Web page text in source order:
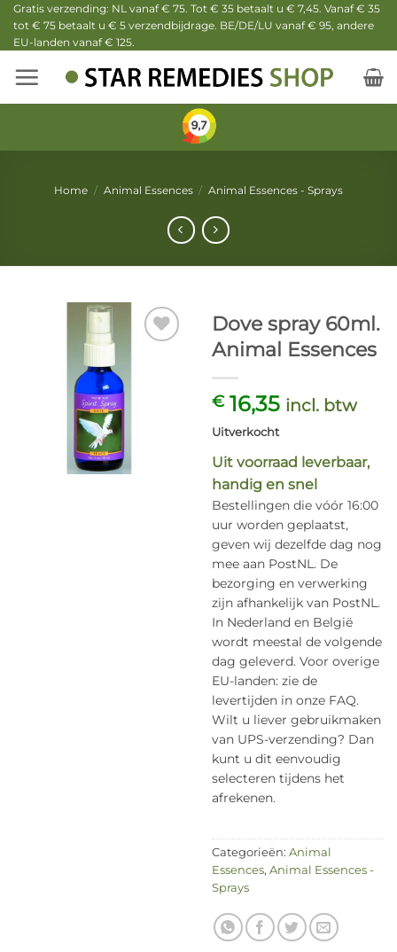
Ga
naar
inhoud
Gratis verzending: NL vanaf € 75. Tot € 35 betaalt u € 7,45. Vanaf € 35
tot € 75 betaalt u € 5 verzendbijdrage. BE/DE/LU vanaf € 95, andere
EU-landen vanaf € 125.
Home / Animal Essences / Animal Essences - Sprays
Dove spray 60ml.
Animal Essences
€16,35 incl. btw
Uitverkocht
Uit voorraad leverbaar,
handig en snel
Bestellingen die vóór 16:00
uur worden geplaatst,
geven wij dezelfde dag nog
mee aan PostNL. De
bezorging en verwerking
zijn afhankelijk van PostNL.
In Nederland en België
wordt meestal de volgende
dag geleverd. Voor overige
EU-landen: zie de
levertijden in onze FAQ.
Wilt u liever gebruikmaken
van UPS-verzending? Dan
kunt u dit eenvoudig
selecteren tijdens het
afrekenen.
Categorieën: Animal
Essences, Animal Essences -
Sprays